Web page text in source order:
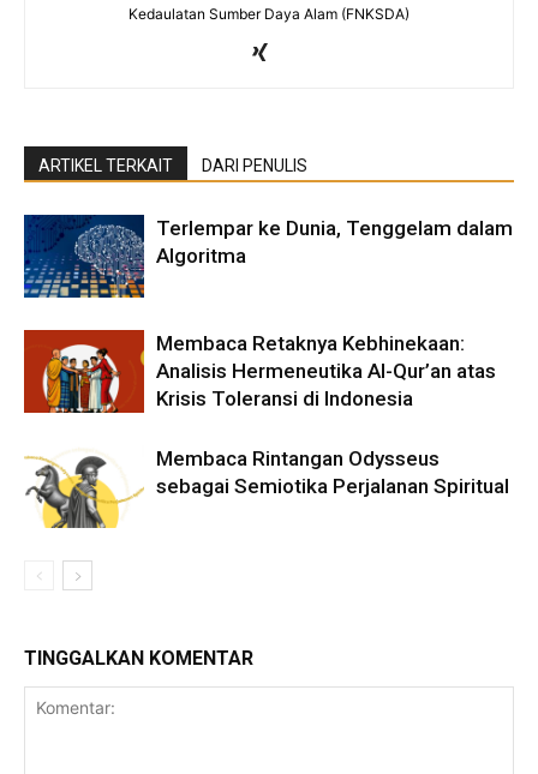
Kedaulatan Sumber Daya Alam (FNKSDA)
ARTIKEL TERKAIT DARI PENULIS
Terlempar ke Dunia, Tenggelam dalam
Algoritma
Membaca Retaknya Kebhinekaan:
Analisis Hermeneutika Al-Qur’an atas
Krisis Toleransi di Indonesia
Membaca Rintangan Odysseus
sebagai Semiotika Perjalanan Spiritual
TINGGALKAN KOMENTAR